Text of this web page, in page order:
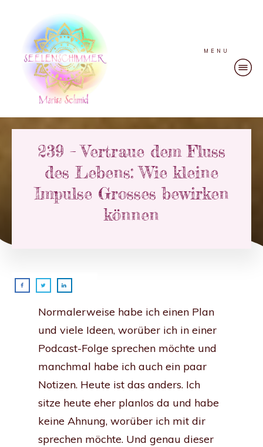
MENU
239 – Vertraue dem Fluss
des Lebens: Wie kleine
Impulse Grosses bewirken
können
Normalerweise habe ich einen Plan
und viele Ideen, worüber ich in einer
Podcast-Folge sprechen möchte und
manchmal habe ich auch ein paar
Notizen. Heute ist das anders. Ich
sitze heute eher planlos da und habe
keine Ahnung, worüber ich mit dir
sprechen möchte. Und genau dieser